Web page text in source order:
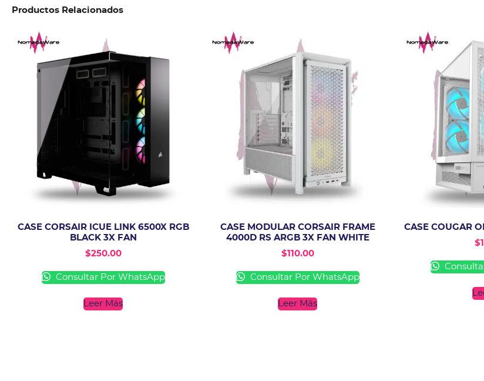
Productos Relacionados
CASE CORSAIR ICUE LINK 6500X RGB
BLACK 3X FAN
$250.00
Consultar Por WhatsApp
Leer Más
CASE MODULAR CORSAIR FRAME
4000D RS ARGB 3X FAN WHITE
$110.00
Consultar Por WhatsApp
Leer Más
CASE COUGAR
$